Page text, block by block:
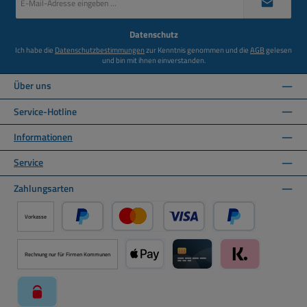
Mail-
Datenschutz
Ich habe die Datenschutzbestimmungenzur Kenntnis genommen und dieAGBgelesen
und bin mit ihnen einverstanden.
Über uns
Service-Hotline
Informationen
Service
Zahlungsarten
Vorkasse
PayPal Kredit- oder Debitkarte über PayPal
Später Bezahlen
Rechnung nur für Firmen Kommunen